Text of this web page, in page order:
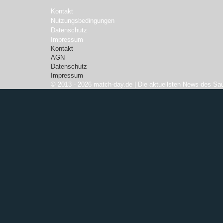
Kontakt
Nutzungsbedingungen
Datenschutz
Impressum
Kontakt
AGN
Datenschutz
Impressum
© 2013 - 2026 match-day.de | Die aktuellsten News des